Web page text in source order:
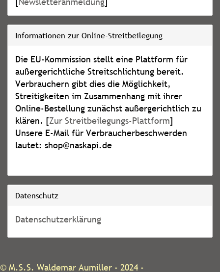
Informationen zur Online-Streitbeilegung
Die EU-Kommission stellt eine Plattform für
außergerichtliche Streitschlichtung bereit.
Verbrauchern gibt dies die Möglichkeit,
Streitigkeiten im Zusammenhang mit ihrer
Online-Bestellung zunächst außergerichtlich zu
klären. [Zur Streitbeilegungs-Plattform]
Unsere E-Mail für Verbraucherbeschwerden
lautet: shop@naskapi.de
Datenschutz
Datenschutzerklärung
© M.S.S. Waldemar Aumiller - 2024 -